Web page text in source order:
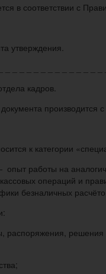
в соответствии с
утверждения.
_ _ _ _ _ _ _ _ _ _ _ _ _ _
кадров.
к категории
работы на
операций и
безналичных
решения